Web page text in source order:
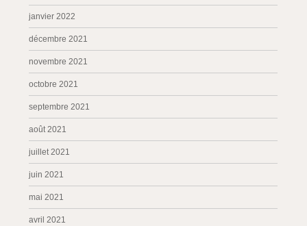
janvier 2022
décembre 2021
novembre 2021
octobre 2021
septembre 2021
août 2021
juillet 2021
juin 2021
mai 2021
avril 2021